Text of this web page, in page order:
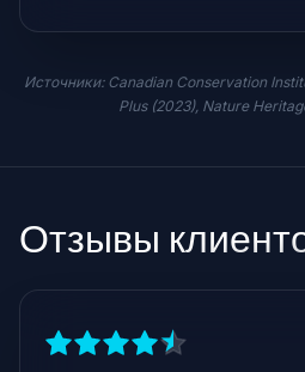
Источники: Canadian Conservation
Plus (2023), Nature
Отзывы